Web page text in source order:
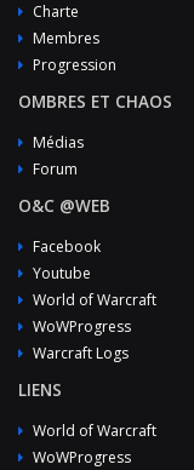
Charte
Membres
Progression
OMBRES ET CHAOS
Médias
Forum
O&C @WEB
Facebook
Youtube
World of Warcraft
WoWProgress
Warcraft Logs
LIENS
World of Warcraft
WoWProgress